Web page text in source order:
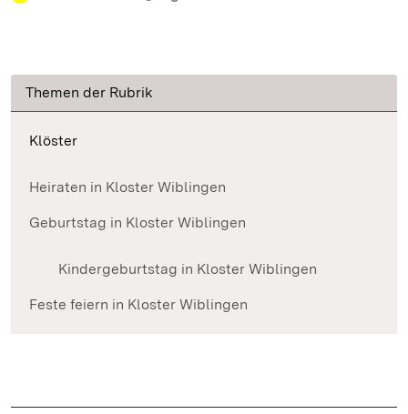
Themen der Rubrik
Klöster
Heiraten in Kloster Wiblingen
Geburtstag in Kloster Wiblingen
Kindergeburtstag in Kloster Wiblingen
Feste feiern in Kloster Wiblingen